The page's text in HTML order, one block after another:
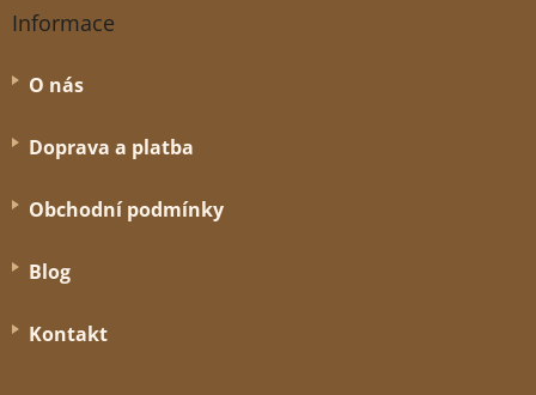
Informace
O nás
Doprava a platba
Obchodní podmínky
Blog
Kontakt